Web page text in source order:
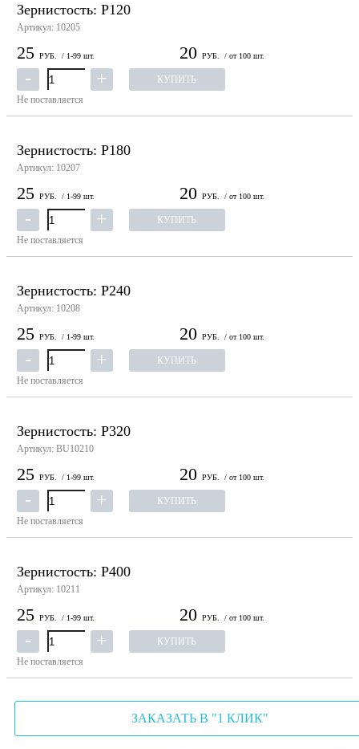
Зернистость: P120
Артикул: 10205
25 РУБ. / 1-99 шт. 20 РУБ. / от 100 шт.
КУПИТЬ
Не поставляется
Зернистость: P180
Артикул: 10207
25 РУБ. / 1-99 шт. 20 РУБ. / от 100 шт.
КУПИТЬ
Не поставляется
Зернистость: P240
Артикул: 10208
25 РУБ. / 1-99 шт. 20 РУБ. / от 100 шт.
КУПИТЬ
Не поставляется
Зернистость: P320
Артикул: BU10210
25 РУБ. / 1-99 шт. 20 РУБ. / от 100 шт.
КУПИТЬ
Не поставляется
Зернистость: P400
Артикул: 10211
25 РУБ. / 1-99 шт. 20 РУБ. / от 100 шт.
КУПИТЬ
Не поставляется
ЗАКАЗАТЬ В "1 КЛИК"